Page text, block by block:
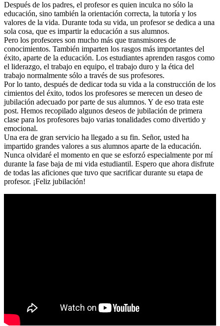
Después de los padres, el profesor es quien inculca no sólo la
educación, sino también la orientación correcta, la tutoría y los
valores de la vida. Durante toda su vida, un profesor se dedica a una
sola cosa, que es impartir la educación a sus alumnos.
Pero los profesores son mucho más que transmisores de
conocimientos. También imparten los rasgos más importantes del
éxito, aparte de la educación. Los estudiantes aprenden rasgos como
el liderazgo, el trabajo en equipo, el trabajo duro y la ética del
trabajo normalmente sólo a través de sus profesores.
Por lo tanto, después de dedicar toda su vida a la construcción de los
cimientos del éxito, todos los profesores se merecen un deseo de
jubilación adecuado por parte de sus alumnos. Y de eso trata este
post. Hemos recopilado algunos deseos de jubilación de primera
clase para los profesores bajo varias tonalidades como divertido y
emocional.
Una era de gran servicio ha llegado a su fin. Señor, usted ha
impartido grandes valores a sus alumnos aparte de la educación.
Nunca olvidaré el momento en que se esforzó especialmente por mí
durante la fase baja de mi vida estudiantil. Espero que ahora disfrute
de todas las aficiones que tuvo que sacrificar durante su etapa de
profesor. ¡Feliz jubilación!